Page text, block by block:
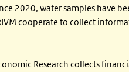
2020, water samples have
cooperate to collect
Research collects